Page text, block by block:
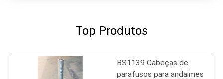
Top Produtos
BS1139 Cabeças de
parafusos para andaimes